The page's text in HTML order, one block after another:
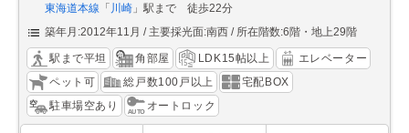
東海道本線 「 川崎 」駅まで 徒歩22分
築年月:2012年11月
主要採光面:南西 所在階数:6階・地上29階
駅まで平坦 角部屋 LDK15帖以上
エレベーター
ペット可
総戸数100戸以上
宅配BOX
駐車場空あり
オートロック